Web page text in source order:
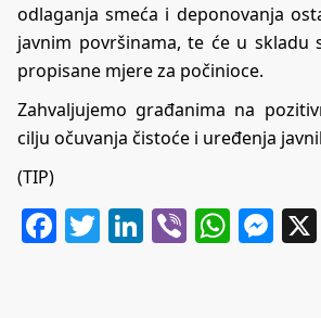
odlaganja smeća i deponovanja
javnim površinama, te će u skladu
propisane mjere za počinioce.
Zahvaljujemo građanima na
cilju očuvanja čistoće i uređenja
(TIP)
Facebook
Twitter
LinkedIn
Viber